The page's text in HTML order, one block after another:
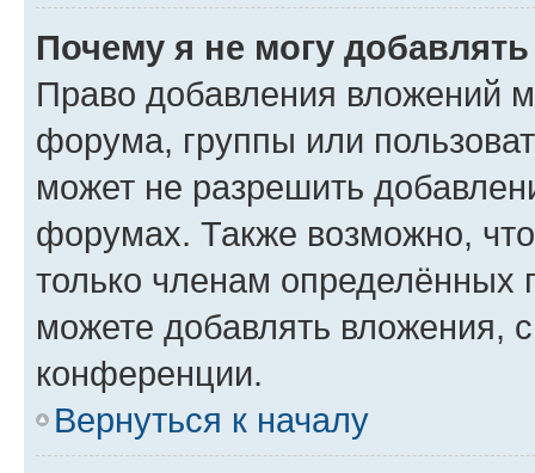
Почему я не могу
Право добавления вложений
форума, группы или
может не разрешить
форумах. Также возможно,
только членам определённых
можете добавлять вложения,
конференции.
Вернуться к началу